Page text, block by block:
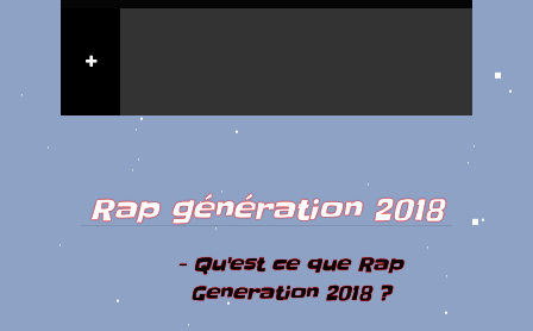
Rap génération 2018
- Qu'est ce que Rap
Generation 2018 ?